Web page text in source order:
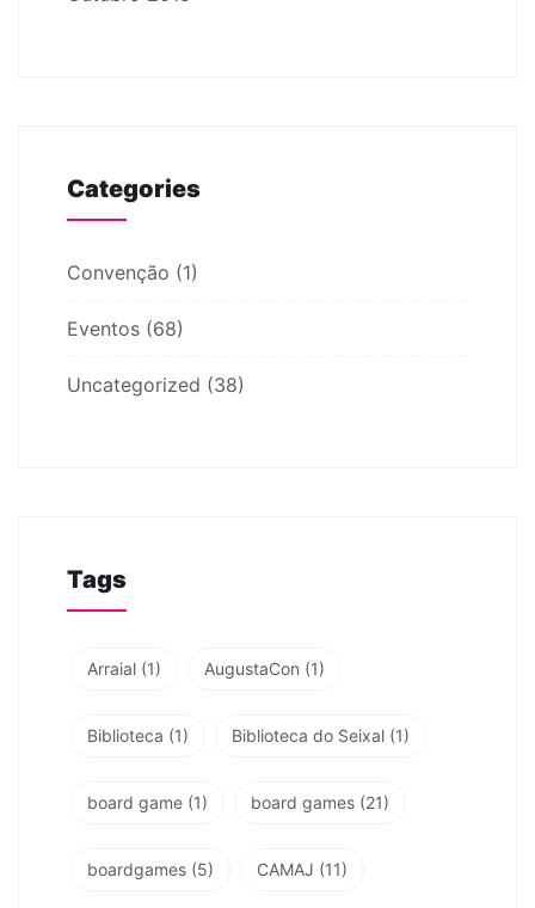
Categories
Convenção (1)
Eventos (68)
Uncategorized (38)
Tags
Arraial (1) AugustaCon (1)
Biblioteca (1) Biblioteca do Seixal (1)
board game (1) board games (21)
boardgames (5) CAMAJ (11)